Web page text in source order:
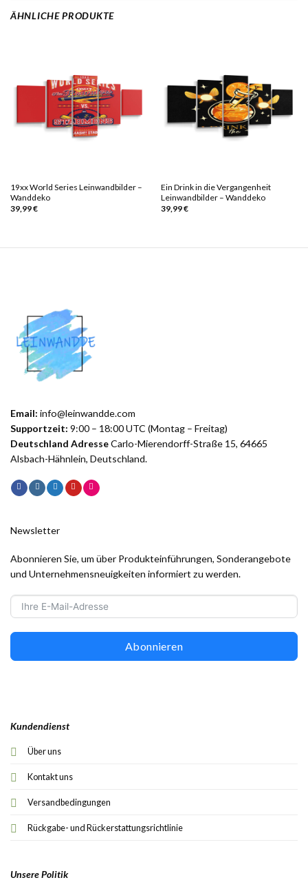
ÄHNLICHE PRODUKTE
19xx World Series Leinwandbilder –
Wanddeko
39,99€
Ein Drink in die Vergangenheit
Leinwandbilder – Wanddeko
39,99€
Email: info@leinwandde.com
Supportzeit: 9:00 – 18:00 UTC (Montag – Freitag)
Deutschland AdresseCarlo-Mierendorff-Straße 15, 64665
Alsbach-Hähnlein, Deutschland.
Kundendienst
Über uns
Kontakt uns
Versandbedingungen
Rückgabe- und Rückerstattungsrichtlinie
Unsere Politik
Newsletter
Abonnieren Sie, um über Produkteinführungen, Sonderangebote
und Unternehmensneuigkeiten informiert zu werden.
Abonnieren